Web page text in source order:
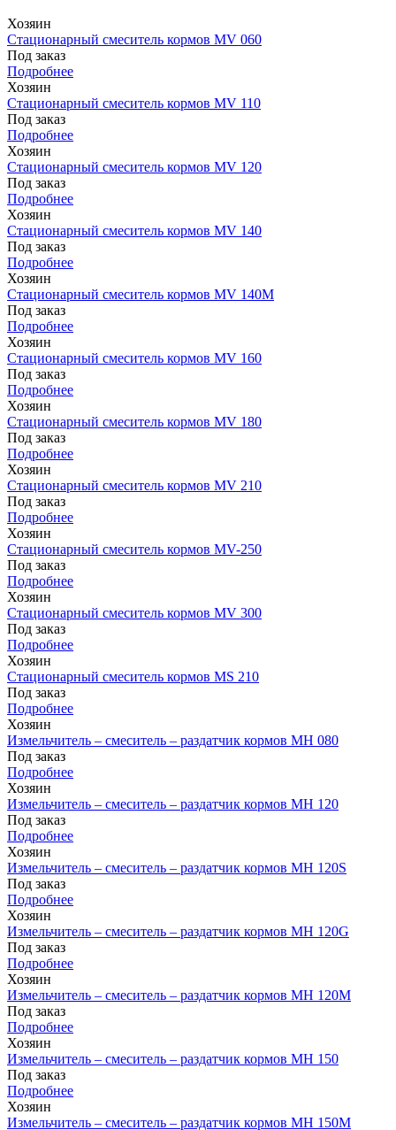
Хозяин
Стационарный смеситель кормов MV 060
Под заказ
Подробнее
Хозяин
Стационарный смеситель кормов MV 110
Под заказ
Подробнее
Хозяин
Стационарный смеситель кормов MV 120
Под заказ
Подробнее
Хозяин
Стационарный смеситель кормов MV 140
Под заказ
Подробнее
Хозяин
Стационарный смеситель кормов MV 140М
Под заказ
Подробнее
Хозяин
Стационарный смеситель кормов MV 160
Под заказ
Подробнее
Хозяин
Стационарный смеситель кормов MV 180
Под заказ
Подробнее
Хозяин
Стационарный смеситель кормов MV 210
Под заказ
Подробнее
Хозяин
Стационарный смеситель кормов MV-250
Под заказ
Подробнее
Хозяин
Стационарный смеситель кормов MV 300
Под заказ
Подробнее
Хозяин
Стационарный смеситель кормов MS 210
Под заказ
Подробнее
Хозяин
Измельчитель – смеситель – раздатчик кормов MH 080
Под заказ
Подробнее
Хозяин
Измельчитель – смеситель – раздатчик кормов MH 120
Под заказ
Подробнее
Хозяин
Измельчитель – смеситель – раздатчик кормов MH 120S
Под заказ
Подробнее
Хозяин
Измельчитель – смеситель – раздатчик кормов MH 120G
Под заказ
Подробнее
Хозяин
Измельчитель – смеситель – раздатчик кормов MH 120М
Под заказ
Подробнее
Хозяин
Измельчитель – смеситель – раздатчик кормов MH 150
Под заказ
Подробнее
Хозяин
Измельчитель – смеситель – раздатчик кормов MH 150М